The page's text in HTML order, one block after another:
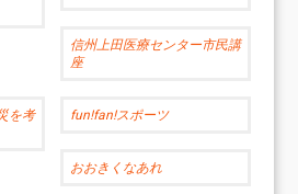
信州上田医療センター市民講
座
を考
fun!fan!スポーツ
おおきくなあれ